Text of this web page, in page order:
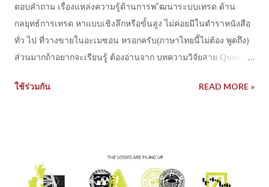
ตอบคำถาม เรื่องแหล่งความรู้ด้านการพ ัฒนาระบบเทรด ด้าน
กลยุทธ์การเทรด หาแบบเชิงลึกหรือขั้นสูง ไม่ค่อยมีในตำราหนังสือ
ทั่ว ไป ที่วางขายในอะเมซอน หรอกครับ(ภาษาไทยนี้ไม่ต้อง พูดถึง)
ส่วนมากถ้าอยากจะเรียนรู้ ต้องอ่านจาก บทความวิจัยสาย Quant
เดีย เห็นประเด็นและเทคนิคใหม่ๆ ค่อนข้างเยอะ แน่นอนว่า 1
สงสัยหรือมีประเด็น อาจจะลอง email ไปคุยกับคนเขียน แลกเปลี่ยน
ความคิดเห็นและ ได้ connection เพิ่มอีก (ผมก็ใช้วิธีนี้ในการเรียนร
ใช้ร่วมกัน READ MORE »